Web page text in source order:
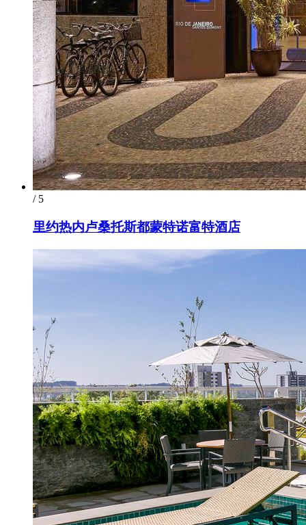
/ 5
里约热内卢桑托斯都蒙特诺富特酒店